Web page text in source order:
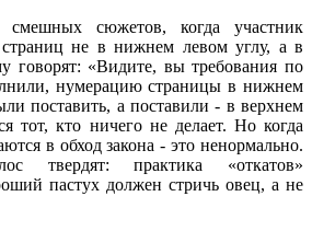
сюжетов, когда участник
не в нижнем левом углу, а в
говорят: «Видите, вы требования по
нумерацию страницы в нижнем
поставить, а поставили - в верхнем
тот, кто ничего не делает. Но когда
в обход закона - это ненормально.
твердят: практика «откатов»
пастух должен стричь овец, а не